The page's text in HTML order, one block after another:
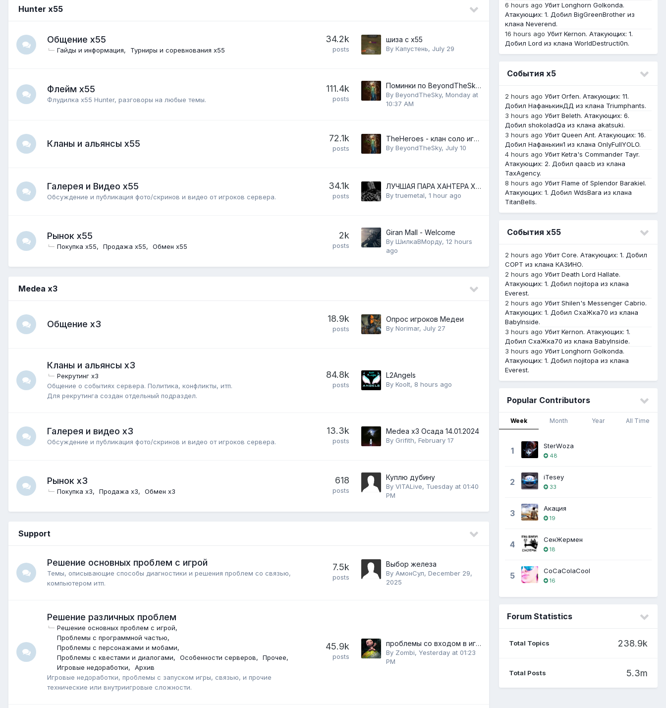
Hunter x55
Общение x55
Гайды и информация Турниры и соревнования x55
34.2k
posts
шиза с х55
By Капустень, July 29
Флейм x55
Флудилка х55 Hunter, разговоры на любые темы.
111.4k
posts
Поминки по BeyondTheSky и по клану TheHeroes
By BeyondTheSky, Monday at
10:37 AM
Кланы и альянсы x55
72.1k
posts
TheHeroes - клан соло игроков :)
By BeyondTheSky, July 10
Галерея и Видео x55
Обсуждение и публикация фото/скринов и видео от игроков сервера.
34.1k
posts
ЛУЧШАЯ ПАРА ХАНТЕРА Х55!!
Bytruemetal, 1 hour ago
Рынок x55
Покупка x55 Продажа x55 Обмен x55
2k
posts
Giran Mall - Welcome
By ШилкаВМорду, 12 hours
ago
Medea x3
Общение x3
18.9k
posts
Опрос игроков Медеи
By Norimar, July 27
Кланы и альянсы x3
Рекрутинг x3
Общение о событиях сервера. Политика, конфликты, итп.
Для рекрутинга создан отдельный подраздел.
84.8k
posts
L2Angels
By Koolt, 8 hours ago
Галерея и видео x3
Обсуждение и публикация фото/скринов и видео от игроков сервера.
13.3k
posts
Medea x3 Осада 14.01.2024
By Grifith, February 17
Рынок x3
Покупка x3 Продажа x3 Обмен x3
618
posts
Куплю дубину
By VITALive, Tuesday at 01:40
PM
Support
Решение основных проблем с игрой
Темы, описывающие способы диагностики и решения проблем со связью,
компьютером итп.
7.5k
posts
Выбор железа
By АмонСул, December 29,
2025
Решение различных проблем
Решение основных проблем с игрой
Проблемы с программной частью
Проблемы с персонажами и мобами
Проблемы с квестами и диалогами
Особенности серверов
Прочее
Игровые недоработки
Архив
Игровые недоработки, проблемы с запуском игры, связью, и прочие
технические или внутриигровые сложности.
45.9k
posts
проблемы со входом в игру
By Zombi, Yesterday at 01:23
PM
6 hours ago Убит Longhorn Golkonda.
Атакующих: 1. Добил BigGreenBrother из
клана Neverend.
16 hours ago Убит Kernon. Атакующих: 1.
Добил Lord из клана WorldDestructi0n.
События х5
2 hours ago Убит Orfen. Атакующих: 11.
Добил НафанькинДД из клана Triumphants.
3 hours ago Убит Beleth. Атакующих: 6.
Добил shokoladQa из клана akatsuki.
3 hours ago Убит Queen Ant. Атакующих: 16.
Добил Нафанькин1 из клана OnlyFullYOLO.
4 hours ago Убит Ketra's Commander Tayr.
Атакующих: 2. Добил qaacb из клана
TaxAgency.
8 hours ago Убит Flame of Splendor Barakiel.
Атакующих: 1. Добил WdsBara из клана
TitanBells.
События х55
2 hours ago Убит Core. Атакующих: 1. Добил
COPT из клана КАЗИНО.
2 hours ago Убит Death Lord Hallate.
Атакующих: 1. Добил nojitopa из клана
Everest.
2 hours ago Убит Shilen's Messenger Cabrio.
Атакующих: 1. Добил СхаЖка70 из клана
BabyInside.
3 hours ago Убит Kernon. Атакующих: 1.
Добил СхаЖка70 из клана BabyInside.
3 hours ago Убит Longhorn Golkonda.
Атакующих: 1. Добил nojitopa из клана
Everest.
Popular Contributors
Week Month Year All Time
1 StеrWоzа
48
2 iTesey
33
3 Акация
19
4 СенЖермен
18
5 CoCaColaCool
16
Forum Statistics
Total Topics 238.9k
Total Posts 5.3m